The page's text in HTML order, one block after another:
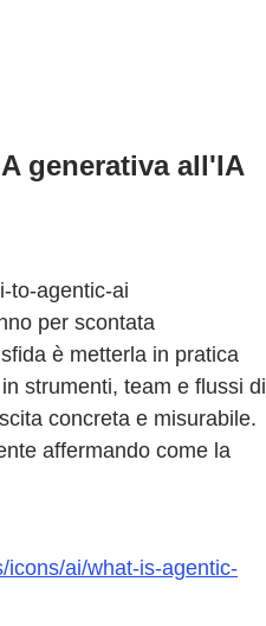
generativa all'IA
to-agentic-ai
per scontata
è metterla in pratica
strumenti, team e flussi di
concreta e misurabile.
affermando come la
icons/ai/what-is-agentic-